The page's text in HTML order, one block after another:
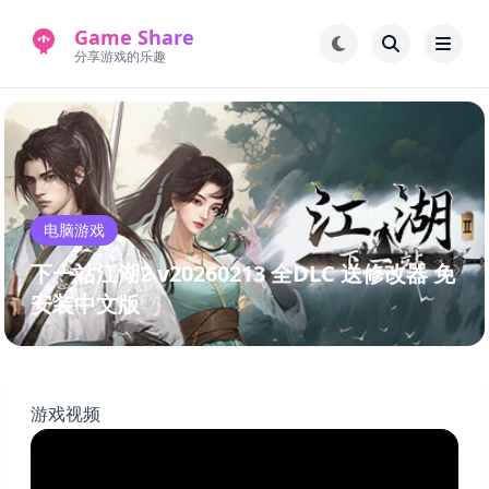
Game Share
分享游戏的乐趣
首页 电脑游戏
手机游戏
新版游戏站 永久地址
电脑游戏
下一站江湖2 v20260213 全DLC 送修改器 免
安装中文版
游戏视频